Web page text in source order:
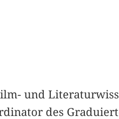
und
des